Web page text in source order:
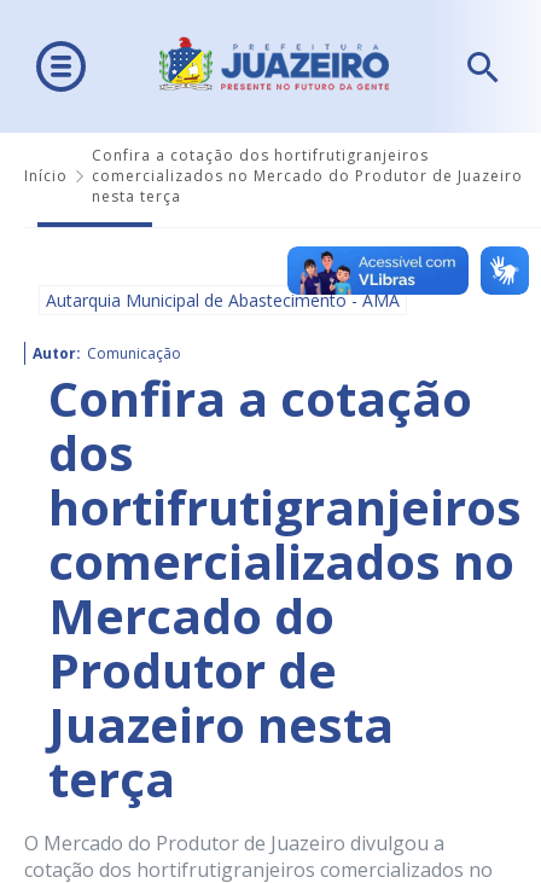
Início
Confira a cotação dos hortifrutigranjeiros
comercializados no Mercado do Produtor de Juazeiro
nesta terça
Autarquia Municipal de Abastecimento - AMA
Autor: Comunicação
Confira a cotação
dos
hortifrutigranjeiros
comercializados no
Mercado do
Produtor de
Juazeiro nesta
terça
O Mercado do Produtor de Juazeiro divulgou a
cotação dos hortifrutigranjeiros comercializados no